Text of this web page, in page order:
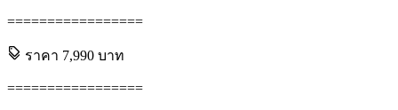
=================
ราคา 7,990 บาท
=================